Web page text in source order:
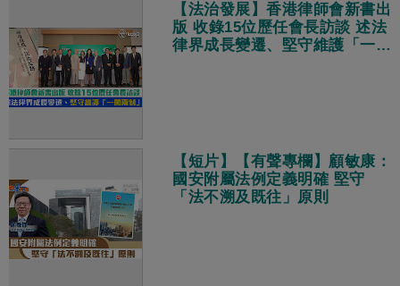
【法治發展】香港律師會新書出
版 收錄15位歷任會長訪談 述法
律界成長變遷、堅守維護「一國
【短片】【有聲專欄】顧敏康：
國安附屬法例定義明確 堅守
「法不溯及既往」原則